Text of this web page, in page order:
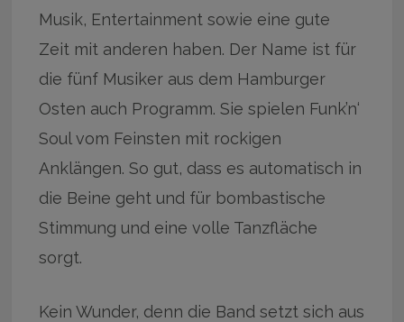
Musik, Entertainment sowie eine gute
Zeit mit anderen haben. Der Name ist für
die fünf Musiker aus dem Hamburger
Osten auch Programm. Sie spielen Funk’n‘
Soul vom Feinsten mit rockigen
Anklängen. So gut, dass es automatisch in
die Beine geht und für bombastische
Stimmung und eine volle Tanzfläche
sorgt.
Kein Wunder, denn die Band setzt sich aus